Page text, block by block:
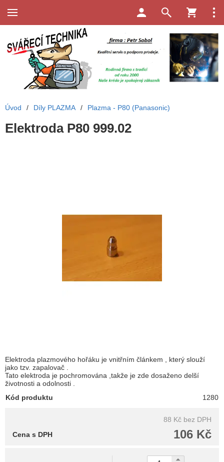
Úvod / Díly PLAZMA / Plazma - P80 (Panasonic)
Elektroda P80 999.02
Elektroda plazmového hořáku je vnitřním článkem , který slouží
jako tzv. zapalovač .
Tato elektroda je pochromována ,takže je zde dosaženo delší
životnosti a odolnosti .
Kód produktu
1280
88 Kč bez DPH
106 Kč
Cena s DPH